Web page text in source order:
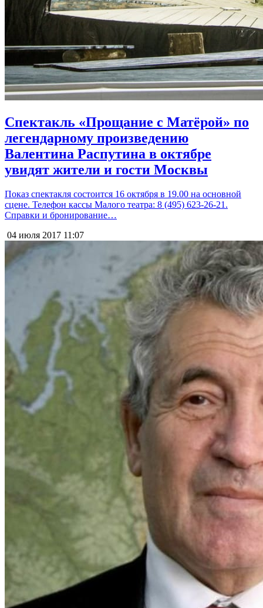
Спектакль «Прощание с Матёрой» по
легендарному произведению
Валентина Распутина в октябре
увидят жители и гости Москвы
Показ спектакля состоится 16 октября в 19.00 на основной
сцене. Телефон кассы Малого театра: 8 (495) 623-26-21.
Справки и бронирование…
04 июля 2017 11:07